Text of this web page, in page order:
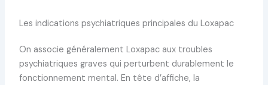
Les indications psychiatriques principales du Loxapac
On associe généralement Loxapac aux troubles
psychiatriques graves qui perturbent durablement le
fonctionnement mental. En tête d’affiche, la